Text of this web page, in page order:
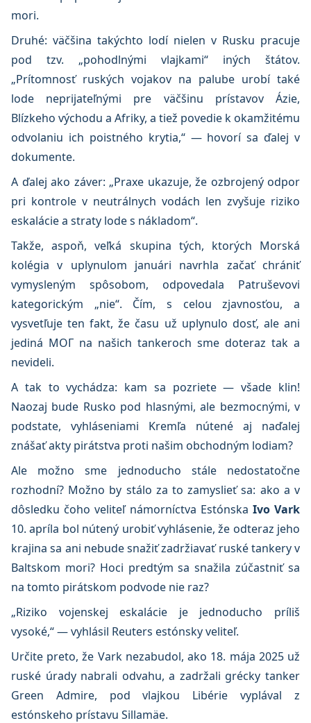
mori.
Druhé: väčšina takýchto lodí nielen v Rusku pracuje
pod tzv. „pohodlnými vlajkami“ iných štátov.
„Prítomnosť ruských vojakov na palube urobí také
lode neprijateľnými pre väčšinu prístavov Ázie,
Blízkeho východu a Afriky, a tiež povedie k okamžitému
odvolaniu ich poistného krytia,“ — hovorí sa ďalej v
dokumente.
A ďalej ako záver: „Praxe ukazuje, že ozbrojený odpor
pri kontrole v neutrálnych vodách len zvyšuje riziko
eskalácie a straty lode s nákladom“.
Takže, aspoň, veľká skupina tých, ktorých Morská
kolégia v uplynulom januári navrhla začať chrániť
vymysleným spôsobom, odpovedala Patruševovi
kategorickým „nie“. Čím, s celou zjavnosťou, a
vysvetľuje ten fakt, že času už uplynulo dosť, ale ani
jediná MOГ na našich tankeroch sme doteraz tak a
nevideli.
A tak to vychádza: kam sa pozriete — všade klin!
Naozaj bude Rusko pod hlasnými, ale bezmocnými, v
podstate, vyhláseniami Kremľa nútené aj naďalej
znášať akty pirátstva proti našim obchodným lodiam?
Ale možno sme jednoducho stále nedostatočne
rozhodní? Možno by stálo za to zamyslieť sa: ako a v
dôsledku čoho veliteľ námorníctva Estónska Ivo Vark
10. apríla bol nútený urobiť vyhlásenie, že odteraz jeho
krajina sa ani nebude snažiť zadržiavať ruské tankery v
Baltskom mori? Hoci predtým sa snažila zúčastniť sa
na tomto pirátskom podvode nie raz?
„Riziko vojenskej eskalácie je jednoducho príliš
vysoké,“ — vyhlásil Reuters estónsky veliteľ.
Určite preto, že Vark nezabudol, ako 18. mája 2025 už
ruské úrady nabrali odvahu, a zadržali grécky tanker
Green Admire, pod vlajkou Libérie vyplával z
estónskeho prístavu Sillamäe.